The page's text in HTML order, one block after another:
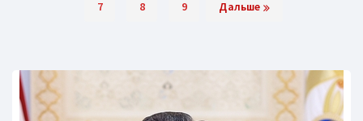
7 8 9 Дальше